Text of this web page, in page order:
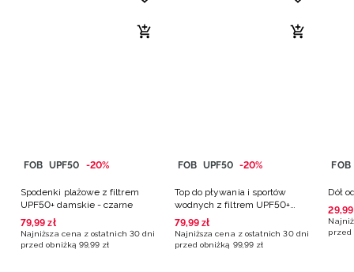
FOB UPF50 -20%
Spodenki plażowe z filtrem
UPF50+ damskie - czarne
79,99 zł
Najniższa cena z ostatnich 30 dni
przed obniżką 99,99 zł
FOB UPF50 -20%
Top do pływania i sportów
wodnych z filtrem UPF50+
damski - multikolor
79,99 zł
Najniższa cena z ostatnich 30 dni
przed obniżką 99,99 zł
FOB
Dół
29,99
przed